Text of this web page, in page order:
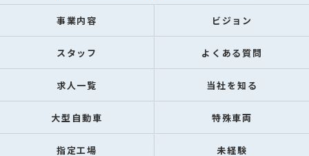
事業内容 ビジョン
スタッフ よくある質問
求人一覧 当社を知る
大型自動車 特殊車両
指定工場 未経験